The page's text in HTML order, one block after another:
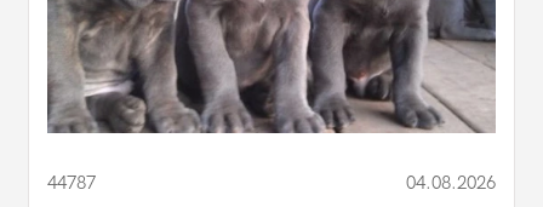
44787 04.08.2026